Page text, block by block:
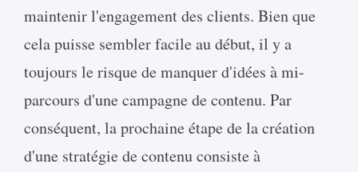
maintenir l'engagement des clients. Bien que
cela puisse sembler facile au début, il y a
toujours le risque de manquer d'idées à mi-
parcours d'une campagne de contenu. Par
conséquent, la prochaine étape de la création
d'une stratégie de contenu consiste à